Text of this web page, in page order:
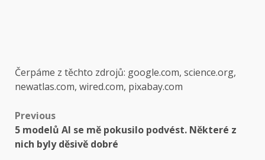
Čerpáme z těchto zdrojů: google.com, science.org,
newatlas.com, wired.com, pixabay.com
Post
navigation
Previous
5 modelů AI se mě pokusilo podvést. Některé z
nich byly děsivě dobré